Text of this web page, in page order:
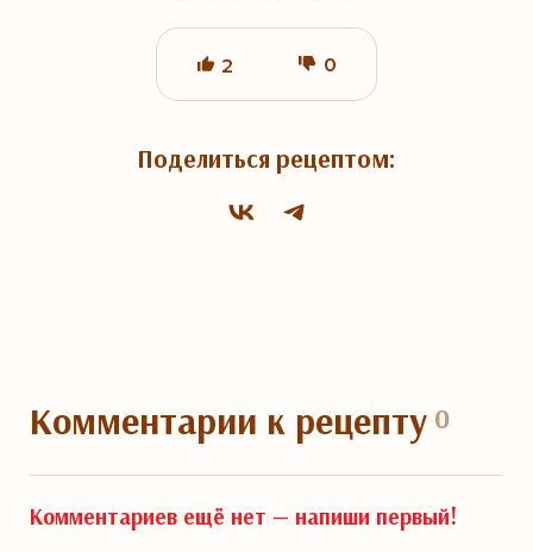
2 0
Поделиться рецептом:
Комментарии к рецепту0
Комментариев ещё нет — напиши первый!